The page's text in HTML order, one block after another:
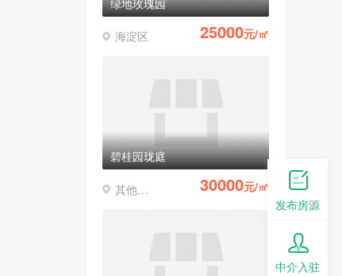
绿地玫瑰园
海淀区 25000元/㎡
碧桂园珑庭
其他区县 30000元/㎡
发布房源
中介入驻